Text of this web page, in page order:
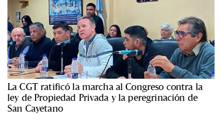
La CGT ratificó la marcha al Congreso contra la
ley de Propiedad Privada y la peregrinación de
San Cayetano